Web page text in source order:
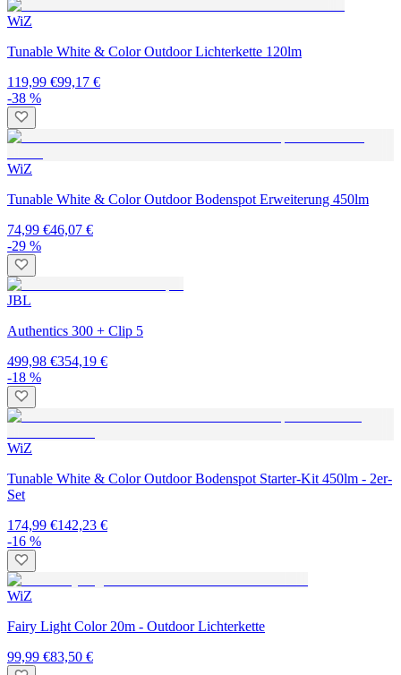
WiZ
Tunable White & Color Outdoor Lichterkette 120lm
119,99 €99,17 €
-38 %
WiZ
Tunable White & Color Outdoor Bodenspot Erweiterung 450lm
74,99 €46,07 €
-29 %
JBL
Authentics 300 + Clip 5
499,98 €354,19 €
-18 %
WiZ
Tunable White & Color Outdoor Bodenspot Starter-Kit 450lm - 2er-
Set
174,99 €142,23 €
-16 %
WiZ
Fairy Light Color 20m - Outdoor Lichterkette
99,99 €83,50 €